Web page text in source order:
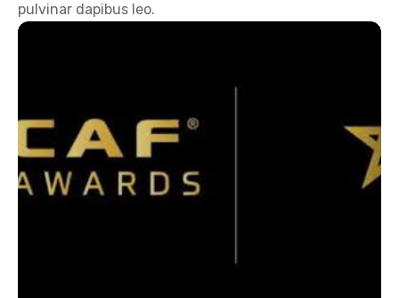
pulvinar dapibus leo.